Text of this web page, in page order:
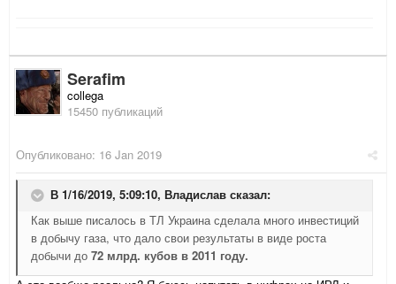
Serafim
collega
15450 публикаций
Опубликовано: 16 Jan 2019
В 1/16/2019, 5:09:10, Владислав сказал:
Как выше писалось в ТЛ Украина сделала много инвестиций
в добычу газа, что дало свои результаты в виде роста
добычи до 72 млрд. кубов в 2011 году.